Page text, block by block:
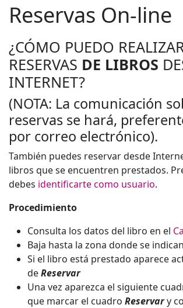
Reservas On-line
¿CÓMO PUEDO
RESERVAS DE LIBROS
INTERNET?
(NOTA: La comunicación
reservas se hará,
por correo electrónico).
También puedes reservar desde
libros que se encuentren prestados.
debes identificarte como usuario.
Procedimiento
Consulta los datos del libro en el
Baja hasta la zona donde se
Si el libro está prestado aparece
deReservar
Una vez aparezca el siguiente
que marcar el cuadro Reservary